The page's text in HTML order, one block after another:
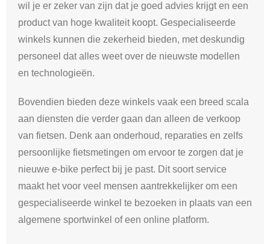
wil je er zeker van zijn dat je goed advies krijgt en een
product van hoge kwaliteit koopt. Gespecialiseerde
winkels kunnen die zekerheid bieden, met deskundig
personeel dat alles weet over de nieuwste modellen
en technologieën.
Bovendien bieden deze winkels vaak een breed scala
aan diensten die verder gaan dan alleen de verkoop
van fietsen. Denk aan onderhoud, reparaties en zelfs
persoonlijke fietsmetingen om ervoor te zorgen dat je
nieuwe e-bike perfect bij je past. Dit soort service
maakt het voor veel mensen aantrekkelijker om een
gespecialiseerde winkel te bezoeken in plaats van een
algemene sportwinkel of een online platform.